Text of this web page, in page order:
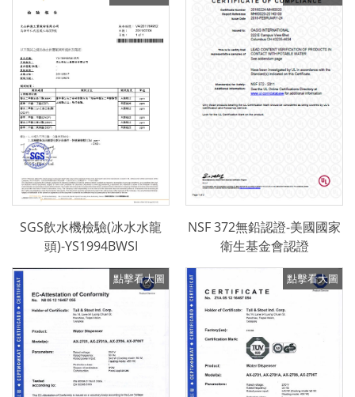
SGS飲水機檢驗(冰水水龍
頭)-YS1994BWSI
NSF 372無鉛認證-美國國家
衛生基金會認證